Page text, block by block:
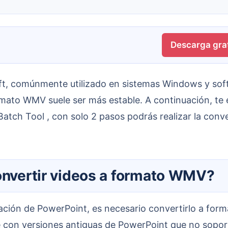
Descarga
WMV suele ser más estable. A continuación, te
Tool , con solo 2 pasos podrás realizar la
videos a formato WMV?
versiones antiguas de PowerPoint que no